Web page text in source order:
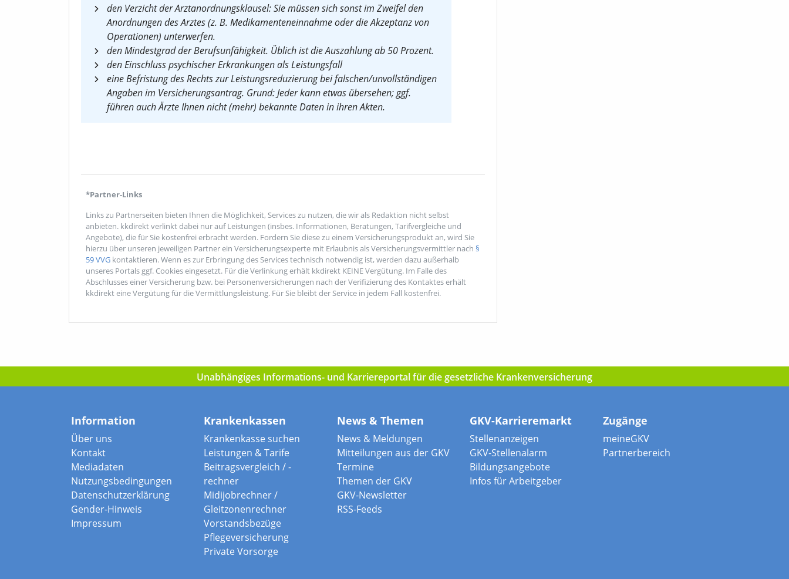
den Verzicht der Arztanordnungsklausel: Sie müssen sich sonst im Zweifel den
Anordnungen des Arztes (z. B. Medikamenteneinnahme oder die Akzeptanz von
Operationen) unterwerfen.
den Mindestgrad der Berufsunfähigkeit. Üblich ist die Auszahlung ab 50 Prozent.
den Einschluss psychischer Erkrankungen als Leistungsfall
eine Befristung des Rechts zur Leistungsreduzierung bei falschen/unvollständigen
Angaben im Versicherungsantrag. Grund: Jeder kann etwas übersehen; ggf.
führen auch Ärzte Ihnen nicht (mehr) bekannte Daten in ihren Akten.
*Partner-Links
Links zu Partnerseiten bieten Ihnen die Möglichkeit, Services zu nutzen, die wir als Redaktion nicht selbst
anbieten. kkdirekt verlinkt dabei nur auf Leistungen (insbes. Informationen, Beratungen, Tarifvergleiche und
Angebote), die für Sie kostenfrei erbracht werden. Fordern Sie diese zu einem Versicherungsprodukt an, wird Sie
hierzu über unseren jeweiligen Partner ein Versicherungsexperte mit Erlaubnis als Versicherungsvermittler nach §
59 VVG kontaktieren. Wenn es zur Erbringung des Services technisch notwendig ist, werden dazu außerhalb
unseres Portals ggf. Cookies eingesetzt. Für die Verlinkung erhält kkdirekt KEINE Vergütung. Im Falle des
Abschlusses einer Versicherung bzw. bei Personenversicherungen nach der Verifizierung des Kontaktes erhält
kkdirekt eine Vergütung für die Vermittlungsleistung. Für Sie bleibt der Service in jedem Fall kostenfrei.
Unabhängiges Informations- und Karriereportal für die gesetzliche Krankenversicherung
Information
Über uns
Kontakt
Mediadaten
Nutzungsbedingungen
Datenschutzerklärung
Gender-Hinweis
Impressum
Krankenkassen
Krankenkasse suchen
Leistungen & Tarife
Beitragsvergleich / -
rechner
Midijobrechner /
Gleitzonenrechner
Vorstandsbezüge
Pflegeversicherung
Private Vorsorge
News & Themen
News & Meldungen
Mitteilungen aus der GKV
Termine
Themen der GKV
GKV-Newsletter
RSS-Feeds
GKV-Karrieremarkt
Stellenanzeigen
GKV-Stellenalarm
Bildungsangebote
Infos für Arbeitgeber
Zugänge
meineGKV
Partnerbereich